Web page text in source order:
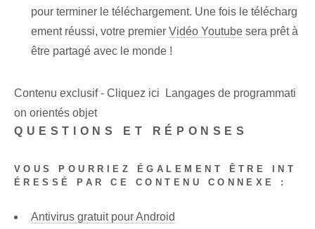
pour terminer le téléchargement. ⁣Une fois le télécharg
ement réussi, votre‌ premier Vidéo Youtube sera prêt à
être partagé avec le monde !
Contenu exclusif - Cliquez ici Langages de programmati
on orientés objet
QUESTIONS ET RÉPONSES
VOUS POURRIEZ ÉGALEMENT ÊTRE INT
ÉRESSÉ PAR CE CONTENU CONNEXE :
Antivirus gratuit pour Android